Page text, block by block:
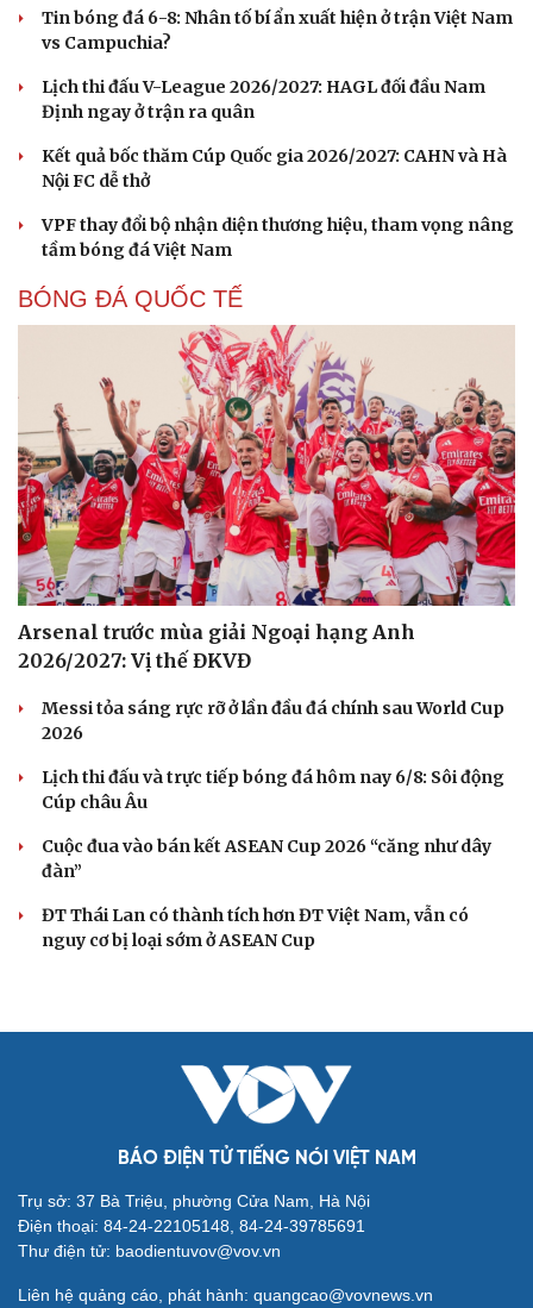
Tin bóng đá 6-8: Nhân tố bí ẩn xuất hiện ở trận Việt Nam
vs Campuchia?
Lịch thi đấu V-League 2026/2027: HAGL đối đầu Nam
Định ngay ở trận ra quân
Kết quả bốc thăm Cúp Quốc gia 2026/2027: CAHN và Hà
Nội FC dễ thở
VPF thay đổi bộ nhận diện thương hiệu, tham vọng nâng
tầm bóng đá Việt Nam
BÓNG ĐÁ QUỐC TẾ
Arsenal trước mùa giải Ngoại hạng Anh
2026/2027: Vị thế ĐKVĐ
Messi tỏa sáng rực rỡ ở lần đầu đá chính sau World Cup
2026
Lịch thi đấu và trực tiếp bóng đá hôm nay 6/8: Sôi động
Cúp châu Âu
Cuộc đua vào bán kết ASEAN Cup 2026 “căng như dây
đàn”
ĐT Thái Lan có thành tích hơn ĐT Việt Nam, vẫn có
nguy cơ bị loại sớm ở ASEAN Cup
BÁO ĐIỆN TỬ TIẾNG NÓI VIỆT NAM
Trụ sở: 37 Bà Triệu, phường Cửa Nam, Hà Nội
Điện thoại: 84-24-22105148, 84-24-39785691
Thư điện tử: baodientuvov@vov.vn
Liên hệ quảng cáo, phát hành: quangcao@vovnews.vn